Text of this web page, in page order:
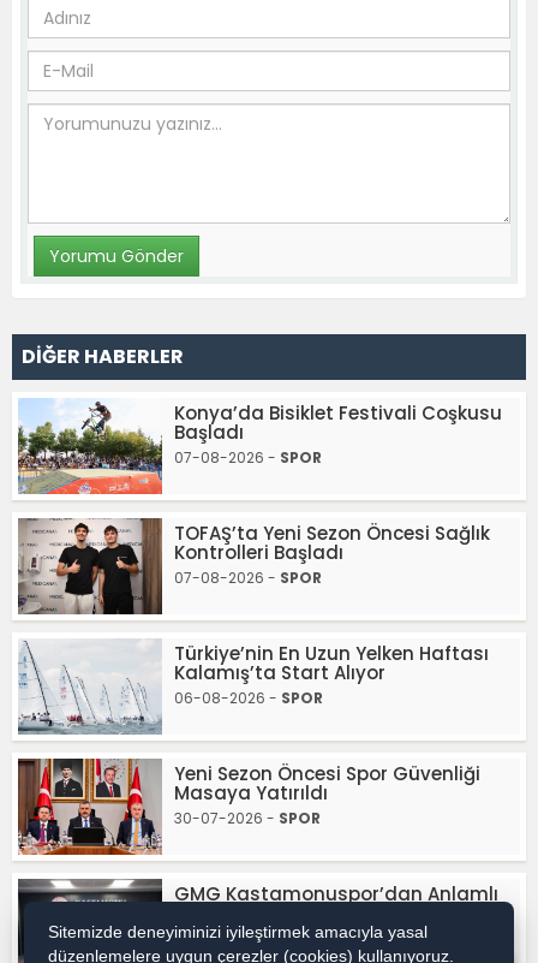
DİĞER HABERLER
Konya’da Bisiklet Festivali Coşkusu
Başladı
07-08-2026 - SPOR
TOFAŞ’ta Yeni Sezon Öncesi Sağlık
Kontrolleri Başladı
07-08-2026 - SPOR
Türkiye’nin En Uzun Yelken Haftası
Kalamış’ta Start Alıyor
06-08-2026 - SPOR
Yeni Sezon Öncesi Spor Güvenliği
Masaya Yatırıldı
30-07-2026 - SPOR
GMG Kastamonuspor’dan Anlamlı
30-07-2026 -SPOR
Sitemizde deneyiminizi iyileştirmek amacıyla yasal
düzenlemelere uygun çerezler (cookies) kullanıyoruz.